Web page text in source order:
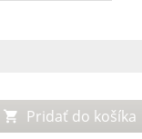
Pridať do košíka